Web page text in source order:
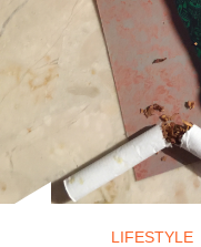
LIFESTYLE